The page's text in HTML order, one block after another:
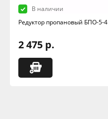
В наличии
Редуктор пропановый БПО-5-4
2 475 р.